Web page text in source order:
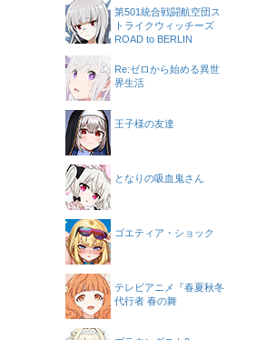
第501統合戦闘航空団ス
トライクウィッチーズ
ROAD to BERLIN
Re:ゼロから始める異世
界生活
王子様の友達
となりの吸血鬼さん
ゴエティア・ショック
テレビアニメ『春夏秋冬
代行者 春の舞